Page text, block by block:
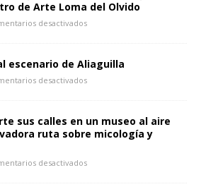
de Arte Loma del Olvido
desactivados
escenario de Aliaguilla
desactivados
sus calles en un museo al aire
ruta sobre micología y
desactivados